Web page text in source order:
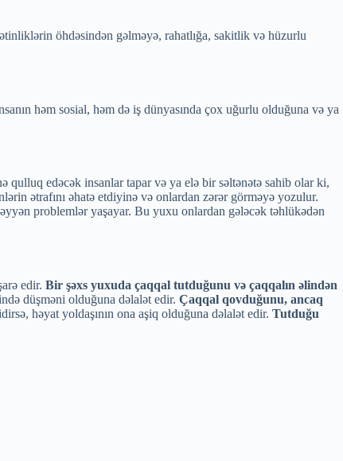
öhdəsindən gəlməyə, rahatlığa, sakitlik və hüzurlu
həm sosial, həm də iş dünyasında çox uğurlu olduğuna və ya
edəcək insanlar tapar və ya elə bir səltənətə sahib olar ki,
ətrafını əhatə etdiyinə və onlardan zərər görməyə yozulur.
problemlər yaşayar. Bu yuxu onlardan gələcək təhlükədən
edir. Bir şəxs yuxuda çaqqal tutduğunu və çaqqalın əlindən
düşməni olduğuna dəlalət edir. Çaqqal qovduğunu, ancaq
həyat yoldaşının ona aşiq olduğuna dəlalət edir. Tutduğu